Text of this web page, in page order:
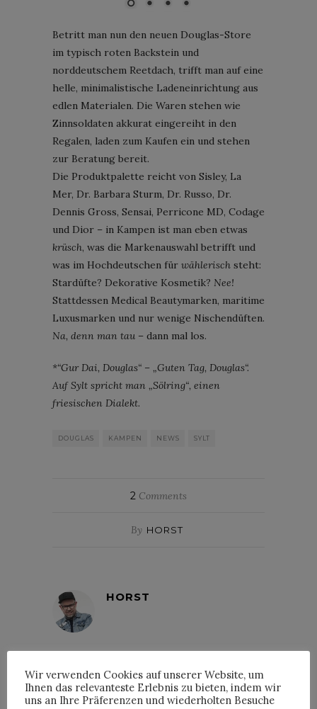
Betritt man nun den neuen Douglas-Store
im typisch roten Backstein und
norddeutschem Reetdach, trifft man auf eine
helle, minimalistische Ladeneinrichtung aus
edlen Materialen. Die Waren stehen wie
Zinnsoldaten akkurat eingereiht in den
Regalen, laden zum Kaufen ein und stehen
zur Beratung bereit.
Die Produktpalette reicht von Sisley, La
Mer, Dr. Barbara Sturm, Dr. Russo, Dr.
Dennis Gross, Sensai, Perricone MD, Codage
und Dior – in Kampen ist man eben etwas
krüsch, was die Markenauswahl betrifft und
was im Hochdeutschen für wählerisch steht:
Stardüfte? Dekorative Kosmetik? Nee!
Stattdessen Medical Beautymarken, maritime
Luxusmarken und nur wenige Nischendüften.
Na, denn man tau – dann mal los.
*“Gur Dai, Douglas“ – „Guten Tag, Douglas“.
Auf Sylt spricht man „Sölring“, einen
friesischen Dialekt.
DOUGLAS KAMPEN NEWS SYLT
2 Comments
By HORST
HORST
HAPPYFACE313
9. Juli 2018 at 09:02
Wir verwenden Cookies auf unserer Website, um
Ihnen das relevanteste Erlebnis zu bieten, indem wir
uns an Ihre Präferenzen und wiederholten Besuche